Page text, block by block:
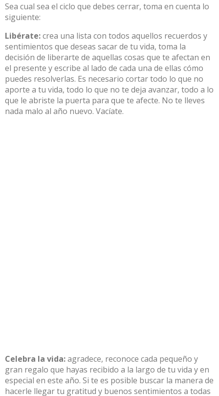
Sea cual sea el ciclo que debes cerrar, toma en cuenta lo
siguiente:
Libérate:crea una lista con todos aquellos recuerdos y
sentimientos que deseas sacar de tu vida, toma la
decisión de liberarte de aquellas cosas que te afectan en
el presente y escribe al lado de cada una de ellas cómo
puedes resolverlas. Es necesario cortar todo lo que no
aporte a tu vida, todo lo que no te deja avanzar, todo a lo
que le abriste la puerta para que te afecte. No te lleves
nada malo al año nuevo. Vacíate.
Celebra la vida:agradece, reconoce cada pequeño y
gran regalo que hayas recibido a la largo de tu vida y en
especial en este año. Si te es posible buscar la manera de
hacerle llegar tu gratitud y buenos sentimientos a todas